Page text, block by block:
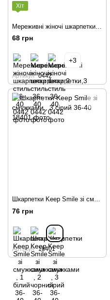
Хіт
68 грн
+3
Артикул 0442
Шкарпетки Keep Smile зі смужками , 3 сірий 36-40
76 грн
Артикул 18401